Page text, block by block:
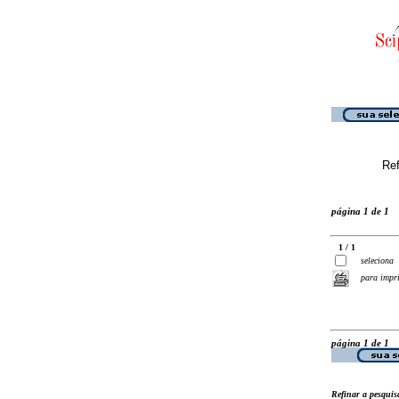
página 1 de 1
1 / 1
seleciona
para
página 1 de 1
Refinar a